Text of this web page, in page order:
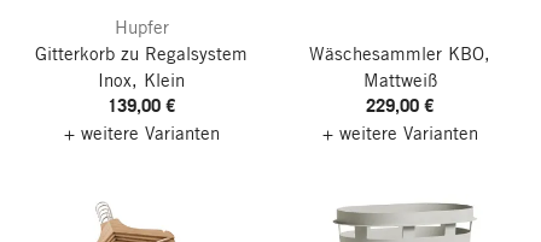
Hupfer
Gitterkorb zu Regalsystem
Inox, Klein
139,00 €
+ weitere Varianten
Wäschesammler KBO,
Mattweiß
229,00 €
+ weitere Varianten